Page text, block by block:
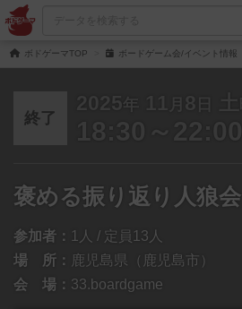
ボドゲーマTOP ボードゲーム会/イベント情報
終了
2025 年 11 月 8 日 土
18:30～22:00
褒める振り返り人狼会
参加者： 1人 / 定員13人
場 所：
鹿児島県（鹿児島市）
会 場： 33.boardgame